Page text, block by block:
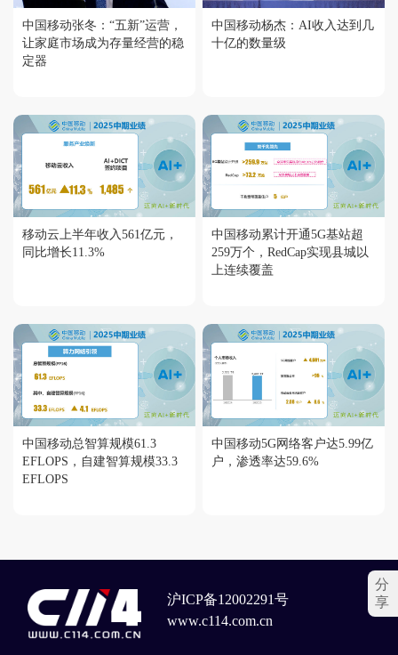
中国移动张冬：“五新”运营，
让家庭市场成为存量经营的稳
定器
中国移动杨杰：AI收入达到几
十亿的数量级
移动云上半年收入561亿元，
同比增长11.3%
中国移动累计开通5G基站超
259万个，RedCap实现县城以
上连续覆盖
中国移动总智算规模61.3
EFLOPS，自建智算规模33.3
EFLOPS
中国移动5G网络客户达5.99亿
户，渗透率达59.6%
分
享
沪ICP备12002291号
www.c114.com.cn